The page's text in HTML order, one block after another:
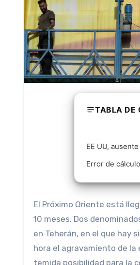
TABLA DE
EE UU, ausente
Error de cálculo
El Próximo Oriente está llegando a su momento más peligroso desde que comenzó la guerra en Gaza hace unos
10 meses. Dos
en Teherán, en el que hay
hora el agravamiento de
temida posibilidad para la